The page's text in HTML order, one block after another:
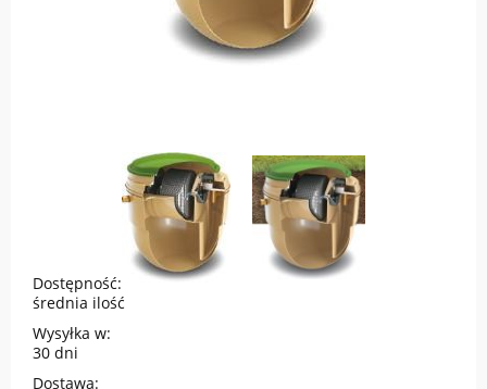
Dostępność:
średnia ilość
Wysyłka w:
30 dni
Dostawa: